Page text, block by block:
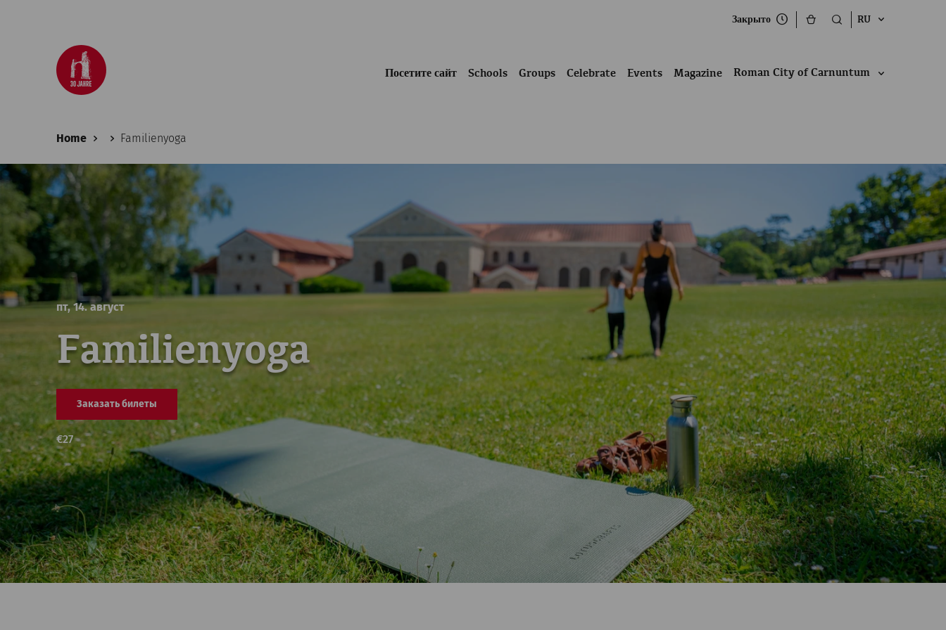
Закрыто RU
Посетите сайт Schools Groups Celebrate Events Magazine Roman City of Carnuntum
Home Familienyoga
пт, 14. август
Familienyoga
Заказать билеты
€27